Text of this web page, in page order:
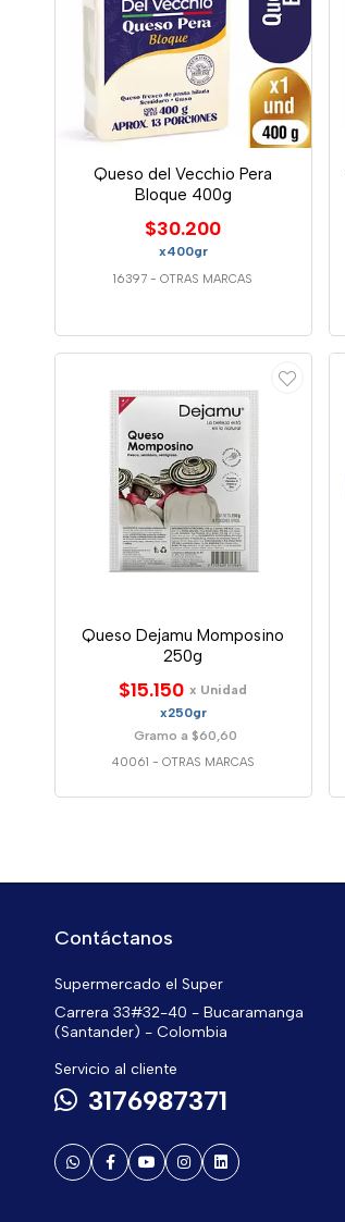
Queso del Vecchio Pera
Bloque 400g
$30.200
x400gr
16397 -OTRAS MARCAS
Queso Dejamu Momposino
250g
$15.150 x Unidad
x250gr
Gramo a $60,60
40061 - OTRAS MARCAS
Contáctanos
Supermercado el Super
Carrera 33#32-40 - Bucaramanga
(Santander) - Colombia
Servicio al cliente
3176987371